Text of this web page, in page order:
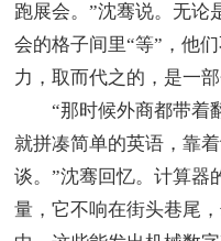
跑展会。”沈骞说。无论
会的格子间里“等”，他
力，取而代之的，是一
“那时候外商都带着翻
就拼凑简单的英语，靠
谈。”沈骞回忆。计算器
量，它不响在街头巷尾